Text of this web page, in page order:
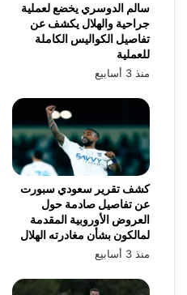
سالم الدوسري يخضع لعملية
جراحية والهلال يكشف عن
تفاصيل الكواليس الكاملة
للعملية
منذ 3 أسابيع
كشف تقرير سعودي سبورت
عن تفاصيل صادمة حول
العروض الأوروبية المقدمة
لمالكون بشأن مغادرته الهلال
منذ 3 أسابيع